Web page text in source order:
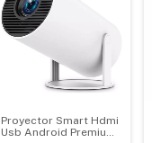
Proyector Smart Hdmi
Usb Android Premium